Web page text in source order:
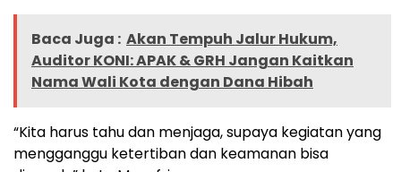
Baca Juga : Akan Tempuh Jalur Hukum,
Auditor KONI: APAK & GRH Jangan Kaitkan
Nama Wali Kota dengan Dana Hibah
“Kita harus tahu dan menjaga, supaya kegiatan yang
mengganggu ketertiban dan keamanan bisa